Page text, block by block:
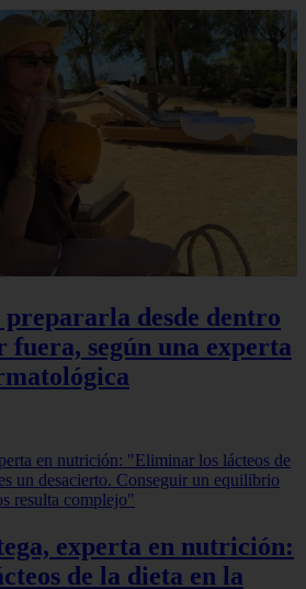
desde dentro
según una experta
experta en nutrición:
de la dieta en la